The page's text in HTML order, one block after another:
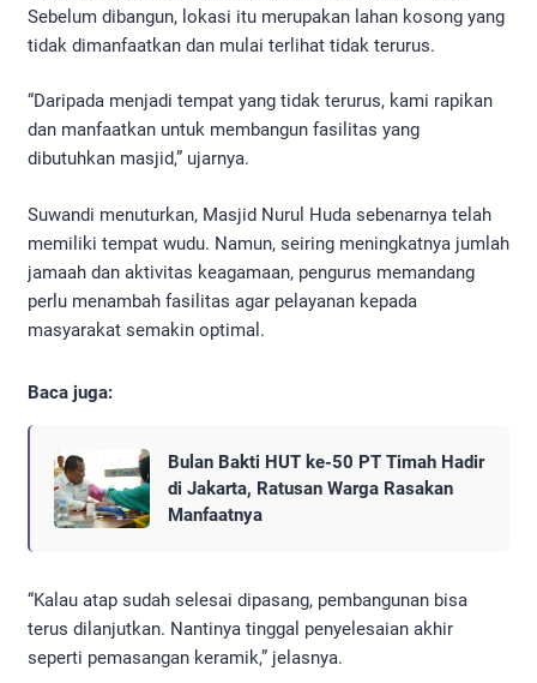
Sebelum dibangun, lokasi itu merupakan lahan kosong yang
tidak dimanfaatkan dan mulai terlihat tidak terurus.
“Daripada menjadi tempat yang tidak terurus, kami rapikan
dan manfaatkan untuk membangun fasilitas yang
dibutuhkan masjid,” ujarnya.
Suwandi menuturkan, Masjid Nurul Huda sebenarnya telah
memiliki tempat wudu. Namun, seiring meningkatnya jumlah
jamaah dan aktivitas keagamaan, pengurus memandang
perlu menambah fasilitas agar pelayanan kepada
masyarakat semakin optimal.
Baca juga:
Bulan Bakti HUT ke-50 PT Timah Hadir
di Jakarta, Ratusan Warga Rasakan
Manfaatnya
“Kalau atap sudah selesai dipasang, pembangunan bisa
terus dilanjutkan. Nantinya tinggal penyelesaian akhir
seperti pemasangan keramik,” jelasnya.